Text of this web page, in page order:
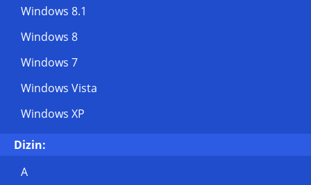
Windows 8.1
Windows 8
Windows 7
Windows Vista
Windows XP
Dizin:
A